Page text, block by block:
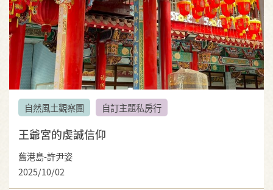
自然風土觀察團 自訂主題私房行
王爺宮的虔誠信仰
舊港島-許尹姿
2025/10/02